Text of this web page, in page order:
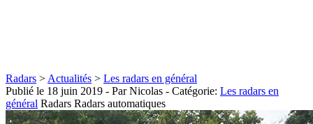
Radars > Actualités > Les radars en général
Publié le 18 juin 2019 - Par Nicolas - Catégorie: Les radars en
général Radars Radars automatiques